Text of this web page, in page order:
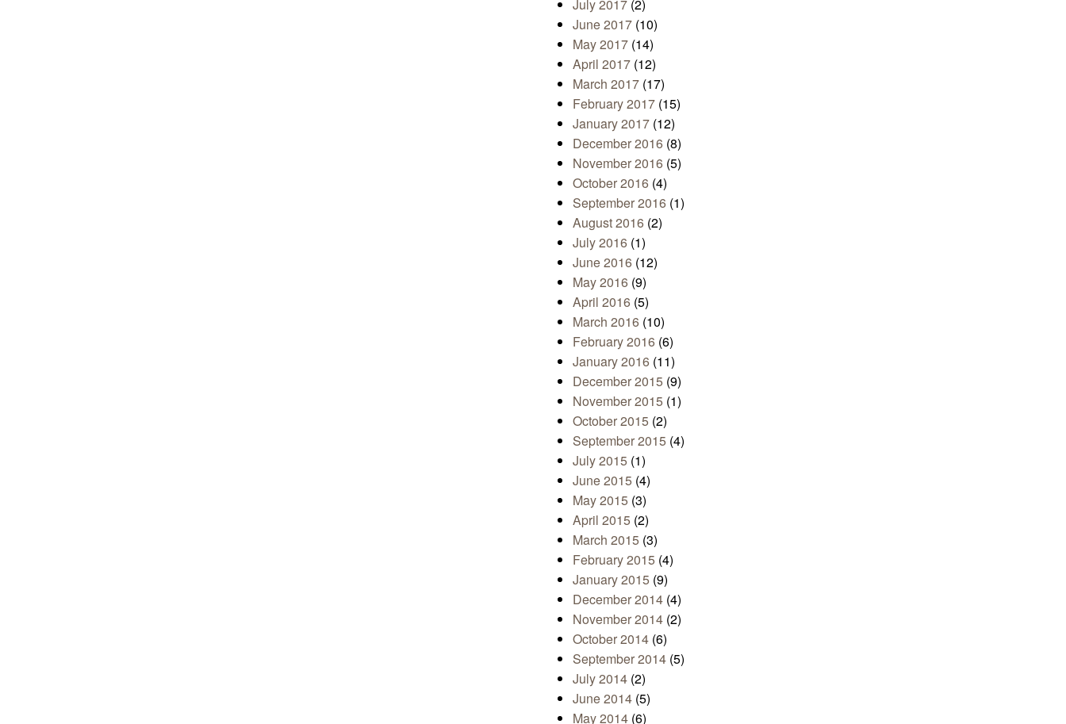
July 2017 (2)
June 2017 (10)
May 2017 (14)
April 2017 (12)
March 2017 (17)
February 2017 (15)
January 2017 (12)
December 2016 (8)
November 2016 (5)
October 2016 (4)
September 2016 (1)
August 2016 (2)
July 2016 (1)
June 2016 (12)
May 2016 (9)
April 2016 (5)
March 2016 (10)
February 2016 (6)
January 2016 (11)
December 2015 (9)
November 2015 (1)
October 2015 (2)
September 2015 (4)
July 2015 (1)
June 2015 (4)
May 2015 (3)
April 2015 (2)
March 2015 (3)
February 2015 (4)
January 2015 (9)
December 2014 (4)
November 2014 (2)
October 2014 (6)
September 2014 (5)
July 2014 (2)
June 2014 (5)
May 2014 (6)